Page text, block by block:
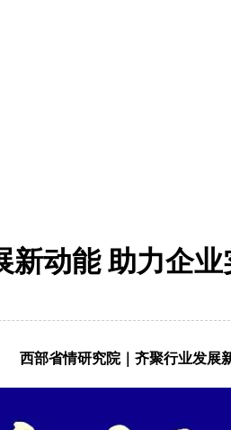
动能 助力企
西部省情研究院｜齐聚行业发展